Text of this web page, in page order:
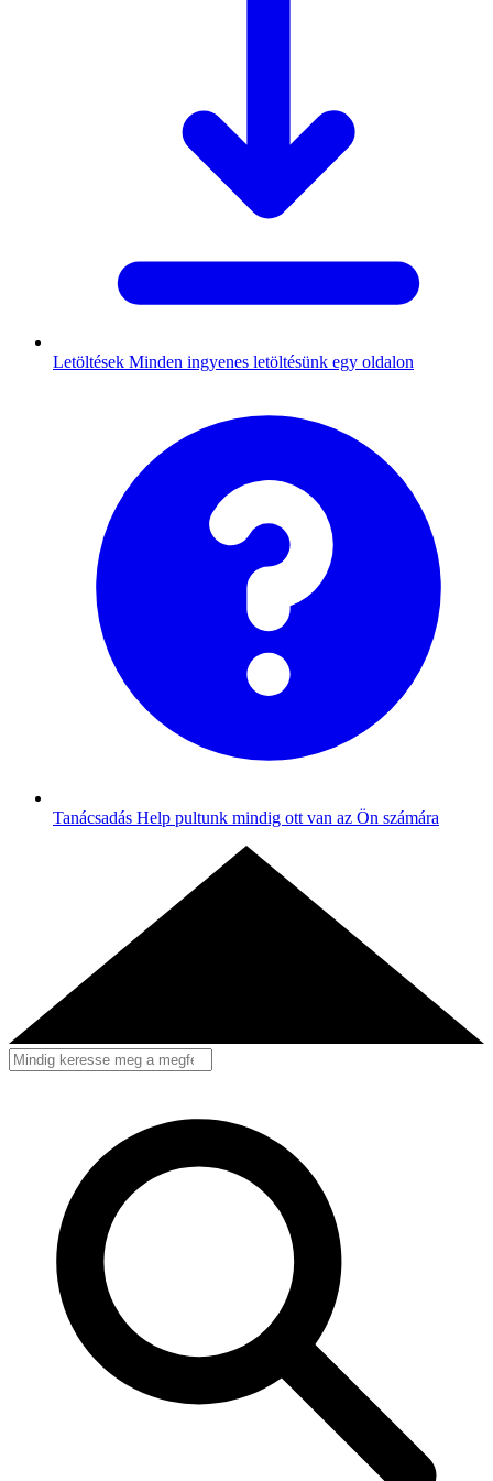
Letöltések Minden ingyenes letöltésünk egy oldalon
Tanácsadás Help pultunk mindig ott van az Ön számára